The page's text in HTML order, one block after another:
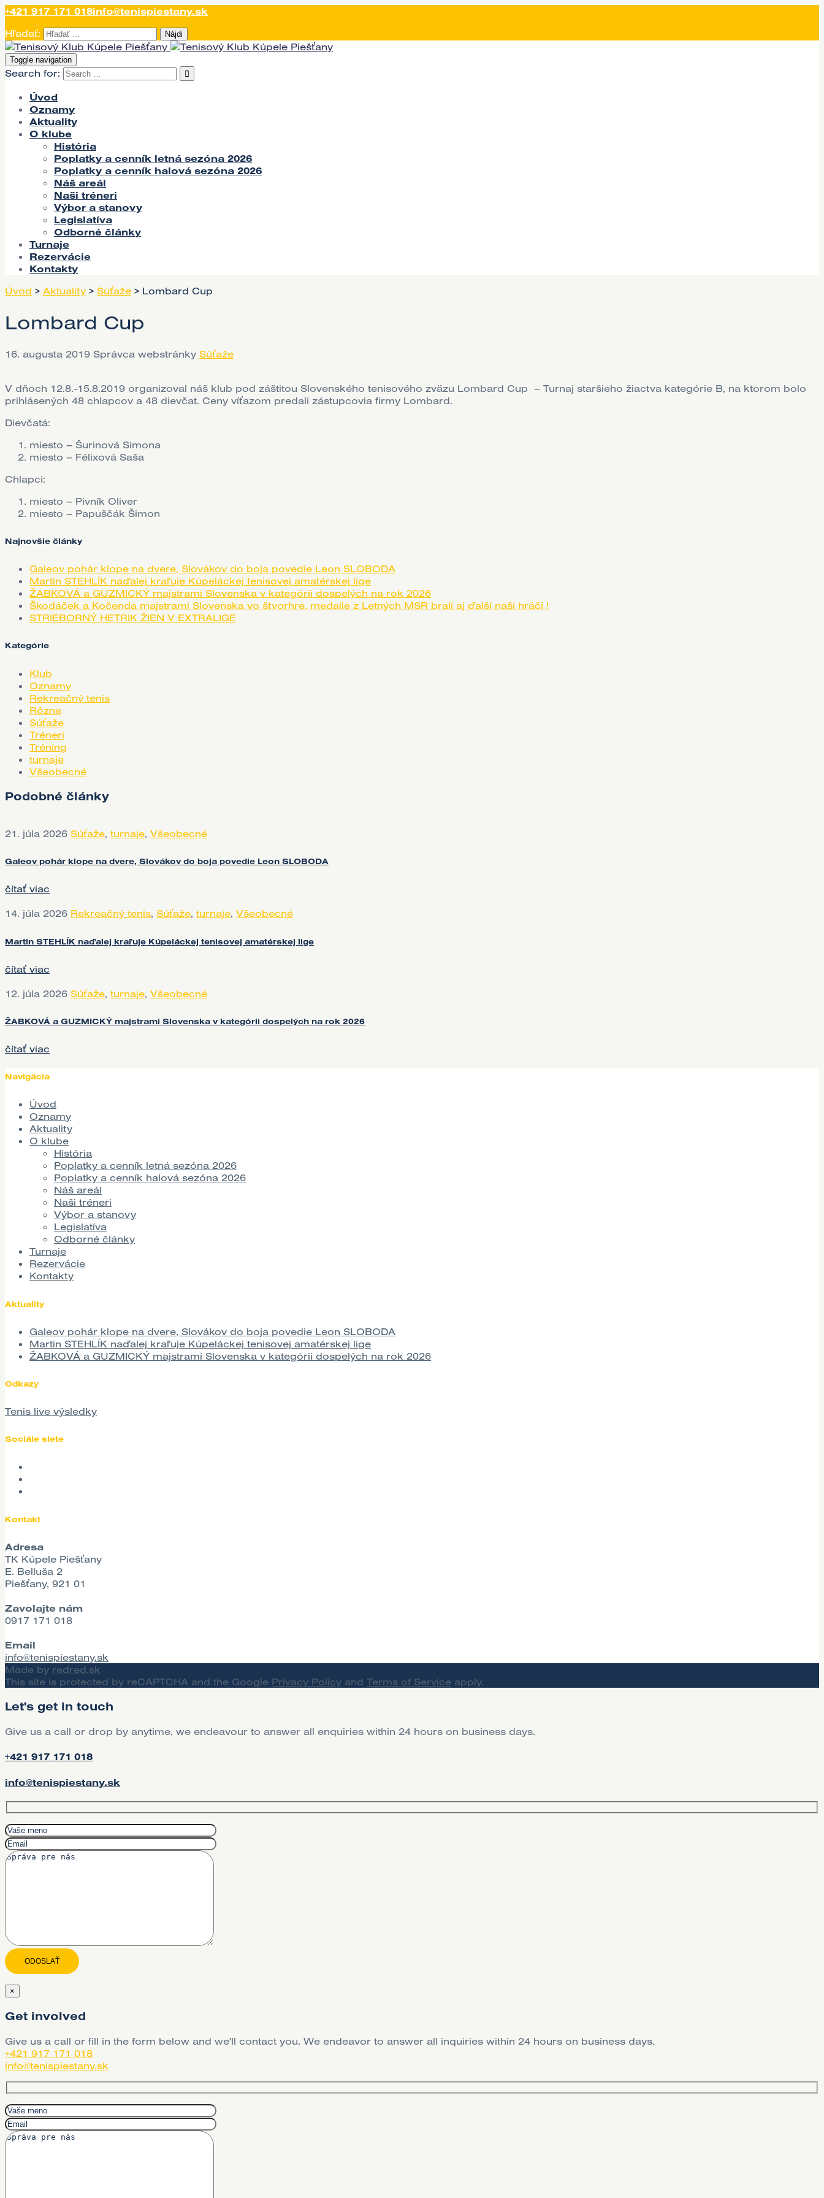
+421 917 171 018info@tenispiestany.sk
Hľadať:
Toggle navigation
Search for:
Úvod
Oznamy
Aktuality
O klube
História
Poplatky a cenník letná sezóna 2026
Poplatky a cenník halová sezóna 2026
Náš areál
Naši tréneri
Výbor a stanovy
Legislatíva
Odborné články
Turnaje
Rezervácie
Kontakty
Úvod > Aktuality > Súťaže > Lombard Cup
Lombard Cup
16. augusta 2019 Správca webstránky Súťaže
V dňoch 12.8.-15.8.2019 organizoval náš klub pod záštitou Slovenského tenisového zväzu Lombard Cup – Turnaj staršieho žiactva kategórie B, na ktorom bolo
prihlásených 48 chlapcov a 48 dievčat. Ceny víťazom predali zástupcovia firmy Lombard.
Dievčatá:
miesto – Šurinová Simona
miesto – Félixová Saša
Chlapci:
miesto – Pivník Oliver
miesto – Papuščák Šimon
Najnovšie články
Galeov pohár klope na dvere, Slovákov do boja povedie Leon SLOBODA
Martin STEHLÍK naďalej kraľuje Kúpeláckej tenisovej amatérskej lige
ŽABKOVÁ a GUZMICKÝ majstrami Slovenska v kategórii dospelých na rok 2026
Škodáček a Kočenda majstrami Slovenska vo štvorhre, medaile z Letných MSR brali aj ďalší naši hráči !
STRIEBORNÝ HETRIK ŽIEN V EXTRALIGE
Kategórie
Klub
Oznamy
Rekreačný tenis
Rôzne
Súťaže
Tréneri
Tréning
turnaje
Všeobecné
Podobné články
21. júla 2026 Súťaže, turnaje, Všeobecné
Galeov pohár klope na dvere, Slovákov do boja povedie Leon SLOBODA
čítať viac
14. júla 2026 Rekreačný tenis, Súťaže, turnaje, Všeobecné
Martin STEHLÍK naďalej kraľuje Kúpeláckej tenisovej amatérskej lige
čítať viac
12. júla 2026 Súťaže, turnaje, Všeobecné
ŽABKOVÁ a GUZMICKÝ majstrami Slovenska v kategórii dospelých na rok 2026
čítať viac
Navigácia
Úvod
Oznamy
Aktuality
O klube
História
Poplatky a cenník letná sezóna 2026
Poplatky a cenník halová sezóna 2026
Náš areál
Naši tréneri
Výbor a stanovy
Legislatíva
Odborné články
Turnaje
Rezervácie
Kontakty
Aktuality
Galeov pohár klope na dvere, Slovákov do boja povedie Leon SLOBODA
Martin STEHLÍK naďalej kraľuje Kúpeláckej tenisovej amatérskej lige
ŽABKOVÁ a GUZMICKÝ majstrami Slovenska v kategórii dospelých na rok 2026
Odkazy
Tenis live výsledky
Sociále siete
Kontakt
Adresa
TK Kúpele Piešťany
E. Belluša 2
Piešťany, 921 01
Zavolajte nám
0917 171 018
Email
info@tenispiestany.sk
Made by redred.sk
This site is protected by reCAPTCHA and the Google Privacy Policy and Terms of Service apply.
Let's get in touch
Give us a call or drop by anytime, we endeavour to answer all enquiries within 24 hours on business days.
+421 917 171 018
info@tenispiestany.sk
×
Get involved
Give us a call or fill in the form below and we'll contact you. We endeavor to answer all inquiries within 24 hours on business days.
+421 917 171 018
info@tenispiestany.sk